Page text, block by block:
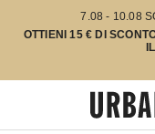
7.08 - 10.08
OTTIENI 15 € DI